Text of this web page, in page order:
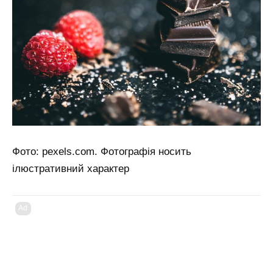
Фото: pexels.com. Фотографія носить
ілюстративний характер
Ad